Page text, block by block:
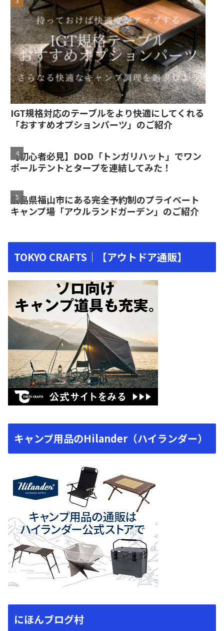
IGT規格対応のテーブルをより快適にしてくれる
「おすすめオプションパーツ」のご紹介
【初心者必見】DOD「トンガリハット」でワン
ポールテントとタープを連結してみた！
広島県福山市にある完全予約制のプライベート
キャンプ場「アウルランドガーデン」のご紹介
TOKYO CRAFTS｜【アウトドア通販】
キャンプ用品のHilander（ハイランダー）
にほんブログ村